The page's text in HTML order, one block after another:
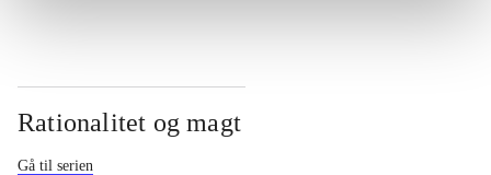
Rationalitet og magt
Gå til serien